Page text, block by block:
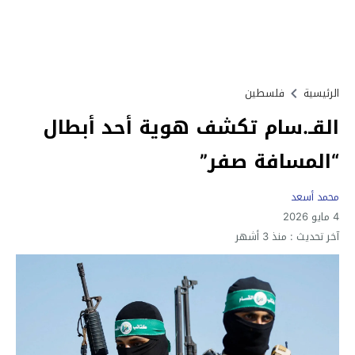
الرئيسية فلسطين
القـ.سام تكشف هوية أحد أبطال
“المسافة صفر”
محمد أسعد
4 مايو 2026
آخر تحديث : منذ 3 أشهر